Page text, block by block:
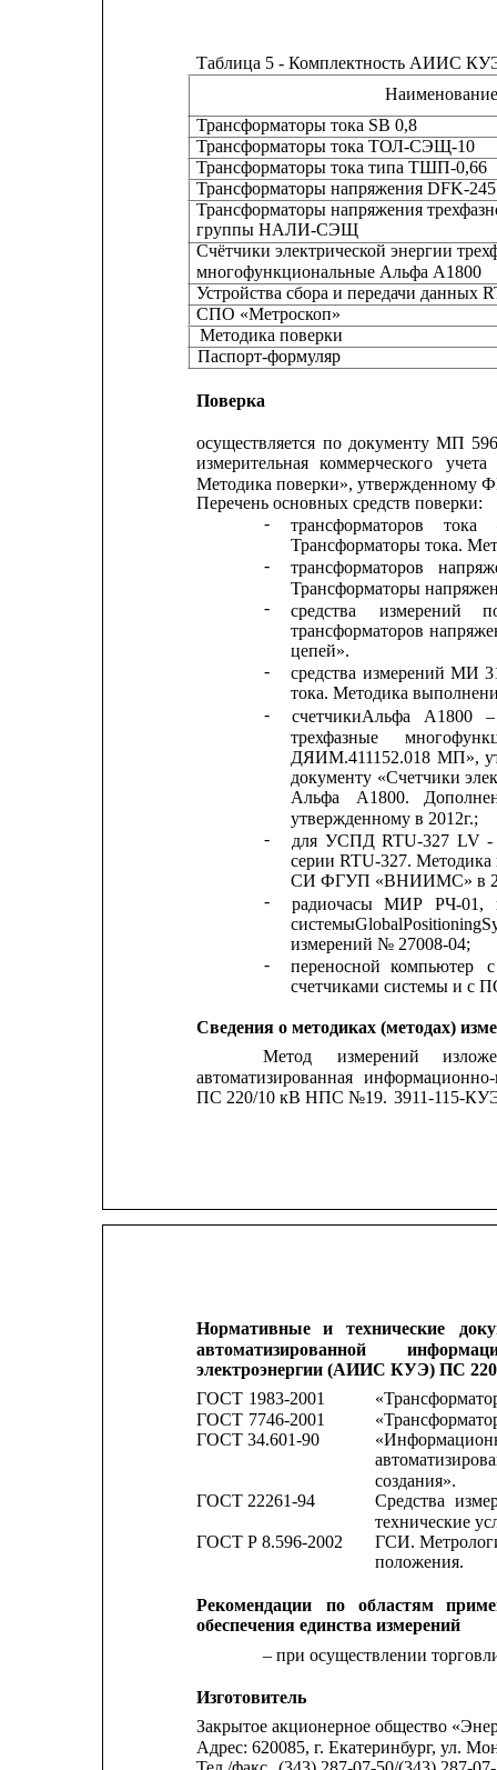
Наименование
Таблица 5 - Комплектность АИИС
Трансформаторы тока SB 0,8
Трансформаторы тока ТОЛ-СЭЩ-10
Трансформаторы тока типа ТШП-0,66
Трансформаторы напряжения DFK-245
Трансформаторы напряжения
группы НАЛИ-СЭЩ
Счётчики электрической энергии
многофункциональные Альфа А1800
Устройства сбора и передачи данных
СПО «Метроскоп»
Методика поверки
Паспорт-формуляр
Поверка
осуществляется по документу МП
измерительная коммерческого
учета
Методика поверки»,
Перечень основных средств поверки:
-
трансформаторов тока
Трансформаторы тока.
-
трансформаторов
Трансформаторы
-
средства измерений
трансформаторов
цепей».
-
средства измерений МИ
тока. Методика
-
счетчикиАльфа А1800
–
трехфазные
ДЯИМ.411152.018 МП»,
документу «Счетчики
Альфа
А1800.
утвержденному в 2012г.;
-
для УСПД RTU-327 LV -
серии RTU-327.
СИ ФГУП «ВНИИМС» в
-
радиочасы МИР РЧ-01,
измерений № 27008-04;
-
переносной компьютер
с
счетчиками системы и с
Сведения о методиках (методах)
Метод
измерений
автоматизированная информационно-
ПС 220/10 кВ НПС №19. 3911-115-
Нормативные и технические
автоматизированной
электроэнергии (АИИС КУЭ) ПС
ГОСТ 22261-94
ГОСТ Р 8.596-2002
ГОСТ 1983-2001
ГОСТ 7746-2001
ГОСТ 34.601-90
создания».
Средства
технические
ГСИ.
положения.
Рекомендации по областям
обеспечения единства измерений
– при осуществлении
Изготовитель
Закрытое акционерное общество
Адрес: 620085, г. Екатеринбург, ул.